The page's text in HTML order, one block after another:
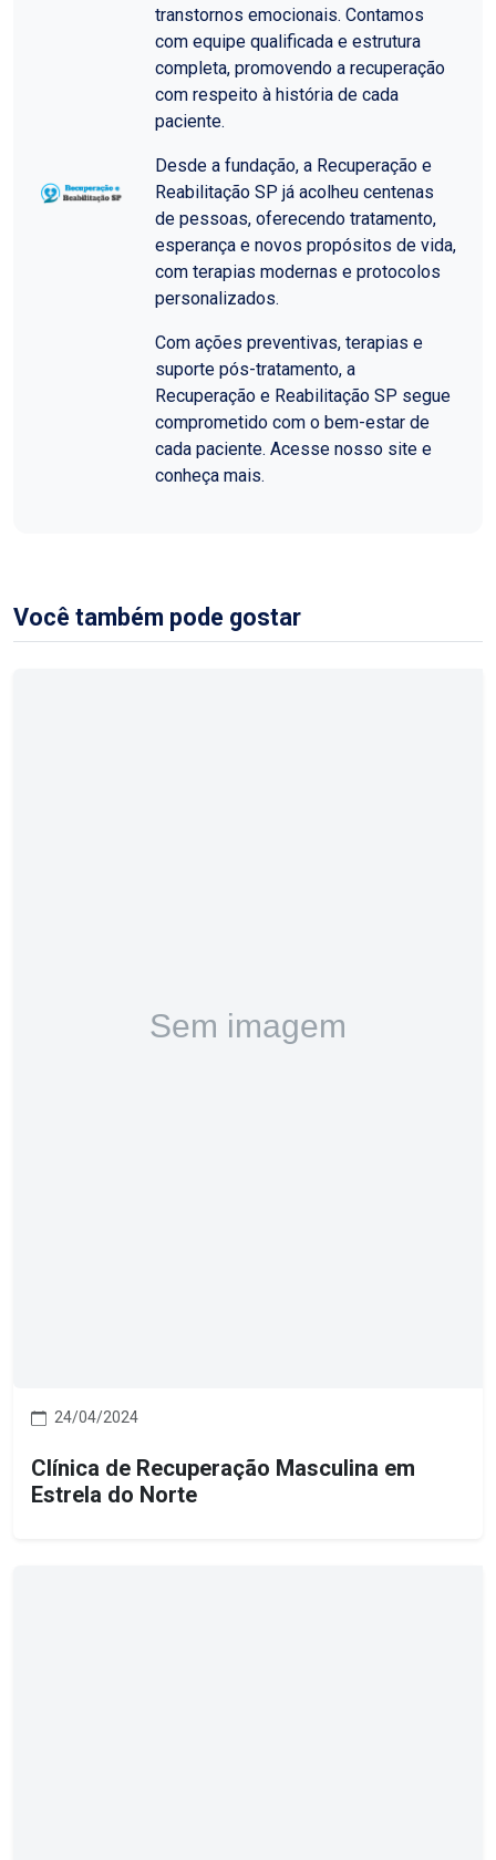
transtornos emocionais. Contamos
com equipe qualificada e estrutura
completa, promovendo a recuperação
com respeito à história de cada
paciente.
Desde a fundação, a Recuperação e
Reabilitação SP já acolheu centenas
de pessoas, oferecendo tratamento,
esperança e novos propósitos de vida,
com terapias modernas e protocolos
personalizados.
Com ações preventivas, terapias e
suporte pós-tratamento, a
Recuperação e Reabilitação SP segue
comprometido com o bem-estar de
cada paciente. Acesse nosso site e
conheça mais.
Você também pode gostar
24/04/2024
Clínica de Recuperação Masculina em
Estrela do Norte